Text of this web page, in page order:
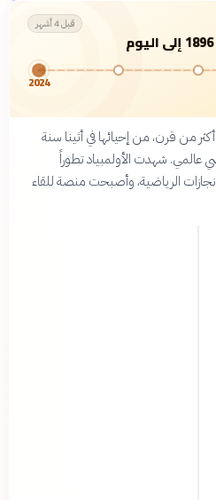
قبل 4 أشهر
2024
أكثر من قرن، من إحيائها في أثينا سنة
عالمي. شهدت الأولمبياد تطوراً
الرياضية، وأصبحت منصة للقاء